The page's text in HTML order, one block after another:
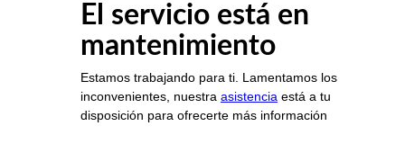
El servicio está en
mantenimiento
Estamos trabajando para ti. Lamentamos los
inconvenientes, nuestra asistencia está a tu
disposición para ofrecerte más información